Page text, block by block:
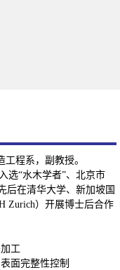
程系，副教授。
选“水木学者”、北京市
后在清华大学、新加坡国
Zurich）开展博士后合作
工
面完整性控制